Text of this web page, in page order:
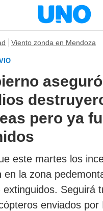
Viento zonda en Mendoza
pero ya
este martes los
en la zona
extinguidos. Seguirá
enviados por